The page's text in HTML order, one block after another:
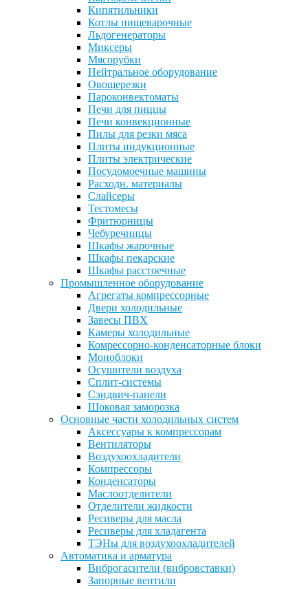
Кипятильники
Котлы пищеварочные
Льдогенераторы
Миксеры
Мясорубки
Нейтральное оборудование
Овощерезки
Пароконвектоматы
Печи для пиццы
Печи конвекционные
Пилы для резки мяса
Плиты индукционные
Плиты электрические
Посудомоечные машины
Расходн. материалы
Слайсеры
Тестомесы
Фритюрницы
Чебуречницы
Шкафы жарочные
Шкафы пекарские
Шкафы расстоечные
Промышленное оборудование
Агрегаты компрессорные
Двери холодильные
Завесы ПВХ
Камеры холодильные
Комрессорно-конденсаторные блоки
Моноблоки
Осушители воздуха
Сплит-системы
Сэндвич-панели
Шоковая заморозка
Основные части холодильных систем
Аксессуары к компрессорам
Вентиляторы
Воздухоохладители
Компрессоры
Конденсаторы
Маслоотделители
Отделители жидкости
Ресиверы для масла
Ресиверы для хладагента
ТЭНы для воздухоохладителей
Автоматика и арматура
Виброгасители (вибровставки)
Запорные вентили